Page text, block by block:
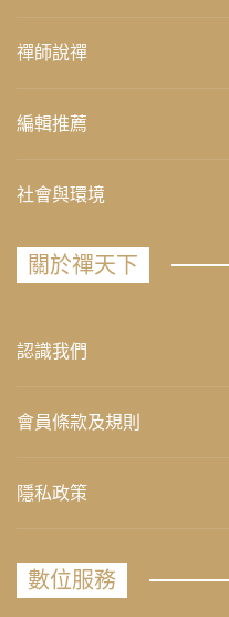
禪師說禪
編輯推薦
社會與環境
關於禪天下
認識我們
會員條款及規則
隱私政策
數位服務